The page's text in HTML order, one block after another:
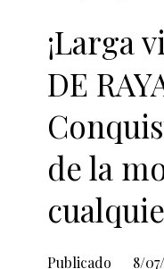
¡Larga
DE
de la
Publicado 8/